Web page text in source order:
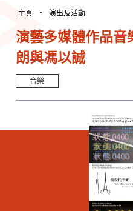
主頁 演出及活動
演藝多媒體作品
朗與馮以誠
音樂